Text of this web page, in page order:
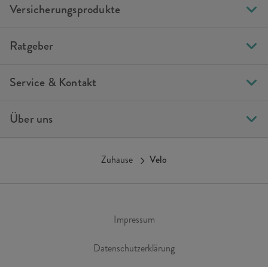
Versicherungsprodukte
Ratgeber
Service & Kontakt
Über uns
Impressum
Datenschutzerklärung
Zuhause Velo